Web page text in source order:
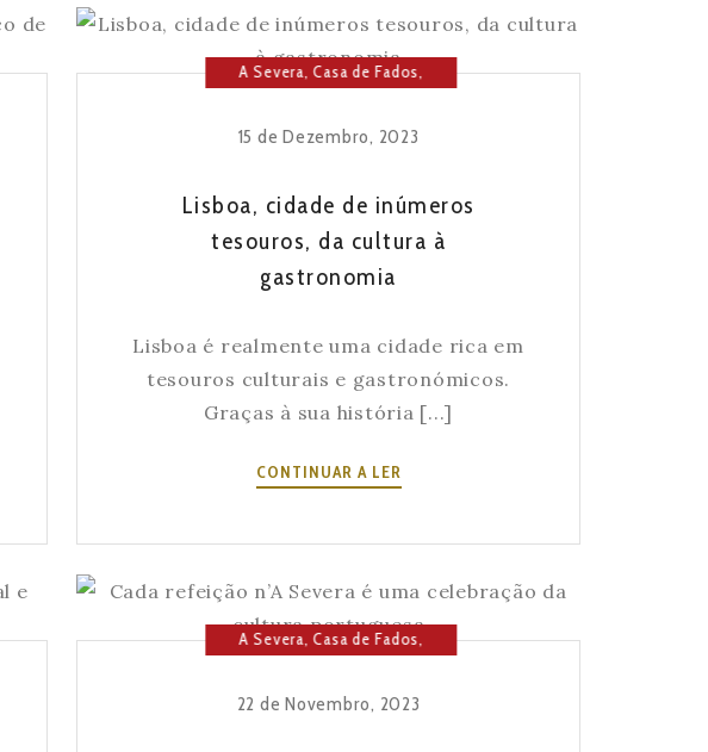
A
QUE
NOME
E
AO
A Severa,Casa de Fados,
Severa , Lisboa,Música
15 de Dezembro, 2023
Lisboa, cidade de inúmeros
tesouros, da cultura à
gastronomia
Lisboa é realmente uma cidade rica em
tesouros culturais e gastronómicos.
Graças à sua história [...]
CONTINUAR A LER
TESOUROS,
CULTURA
GASTRONOMIA
A Severa,Casa de Fados,
Severa ,Lisboa,Música
22 de Novembro, 2023